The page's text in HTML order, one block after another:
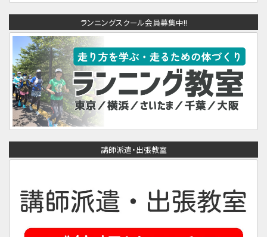
ランニングスクール会員募集中!!
講師派遣・出張教室